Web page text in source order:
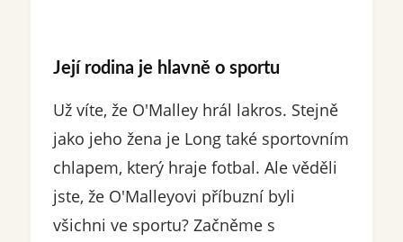
Její rodina je hlavně o sportu
Už víte, že O'Malley hrál lakros. Stejně
jako jeho žena je Long také sportovním
chlapem, který hraje fotbal. Ale věděli
jste, že O'Malleyovi příbuzní byli
všichni ve sportu? Začněme s